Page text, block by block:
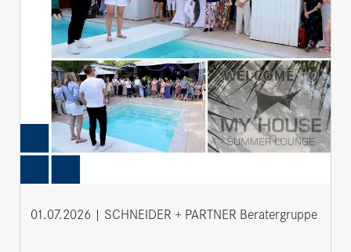
01.07.2026 SCHNEIDER + PARTNER Beratergruppe